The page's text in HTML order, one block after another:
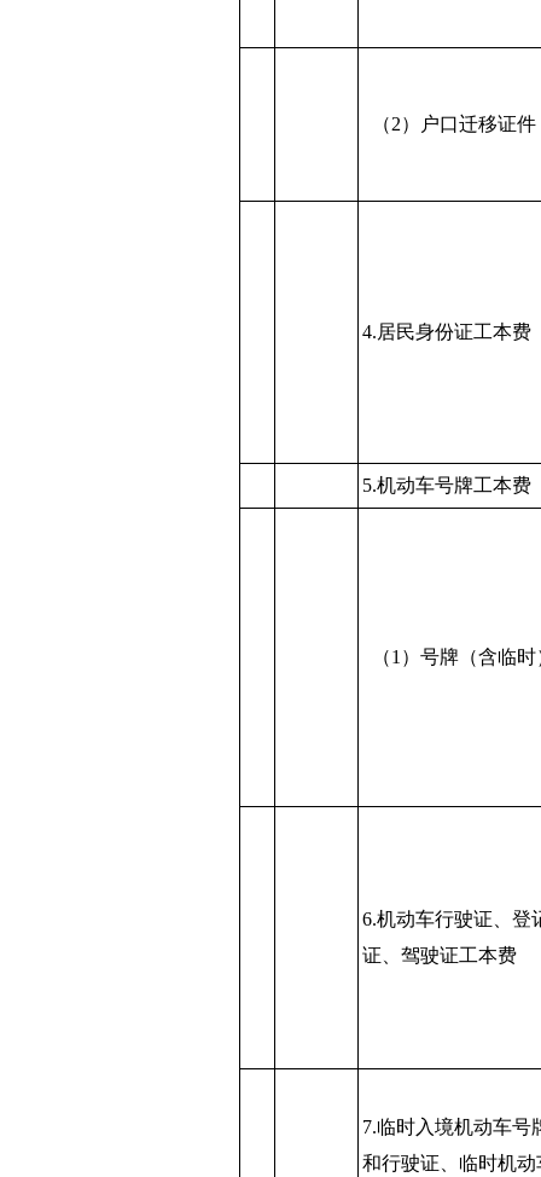
（2）户口迁移证件
4.居民身份证工本费
5.机动车号牌工本费
（1）号牌（含临时
6.机动车行驶证、登
证、驾驶证工本费
7.临时入境机动车号
和行驶证、临时机动